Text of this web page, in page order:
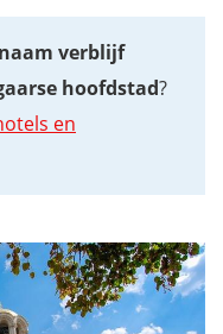
verblijf
hoofdstad?
en